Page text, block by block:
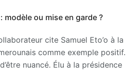
modèle ou mise en garde ?
cite Samuel Eto’o à la
comme exemple positif.
nuancé. Élu à la présidence